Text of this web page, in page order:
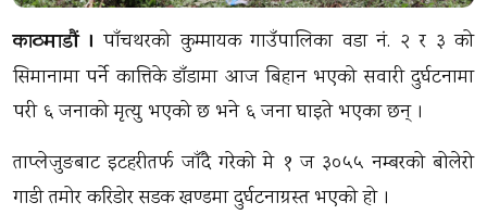
काठमाडौं । पाँचथरको कुम्मायक गाउँपालिका वडा नं. २ र ३ को
सिमानामा पर्ने कात्तिके डाँडामा आज बिहान भएको सवारी दुर्घटनामा
परी ६ जनाको मृत्यु भएको छ भने ६ जना घाइते भएका छन् ।
ताप्लेजुङबाट इटहरीतर्फ जाँदै गरेको मे १ ज ३०५५ नम्बरको बोलेरो
गाडी तमोर करिडोर सडक खण्डमा दुर्घटनाग्रस्त भएको हो ।